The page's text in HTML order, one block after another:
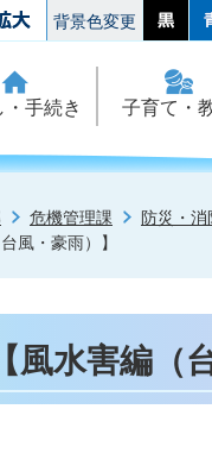
背景色変更
・手続き 子育て・
危機管理課 防災・消
風・豪雨）】
水害編（